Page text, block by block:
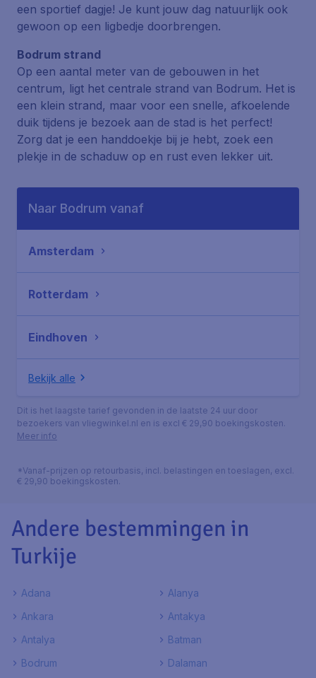
een sportief dagje! Je kunt jouw dag natuurlijk ook
gewoon op een ligbedje doorbrengen.
Bodrum strand
Op een aantal meter van de gebouwen in het
centrum, ligt het centrale strand van Bodrum. Het is
een klein strand, maar voor een snelle, afkoelende
duik tijdens je bezoek aan de stad is het perfect!
Zorg dat je een handdoekje bij je hebt, zoek een
plekje in de schaduw op en rust even lekker uit.
Naar Bodrum vanaf
Amsterdam
Rotterdam
Eindhoven
Bekijk alle
Dit is het laagste tarief gevonden in de laatste 24 uur door
bezoekers van vliegwinkel.nl en is excl € 29,90 boekingskosten.
Meer info
*Vanaf-prijzen op retourbasis, incl. belastingen en toeslagen, excl.
€ 29,90 boekingskosten.
Andere bestemmingen in
Turkije
Adana
Alanya
Ankara
Antakya
Antalya
Batman
Bodrum
Dalaman